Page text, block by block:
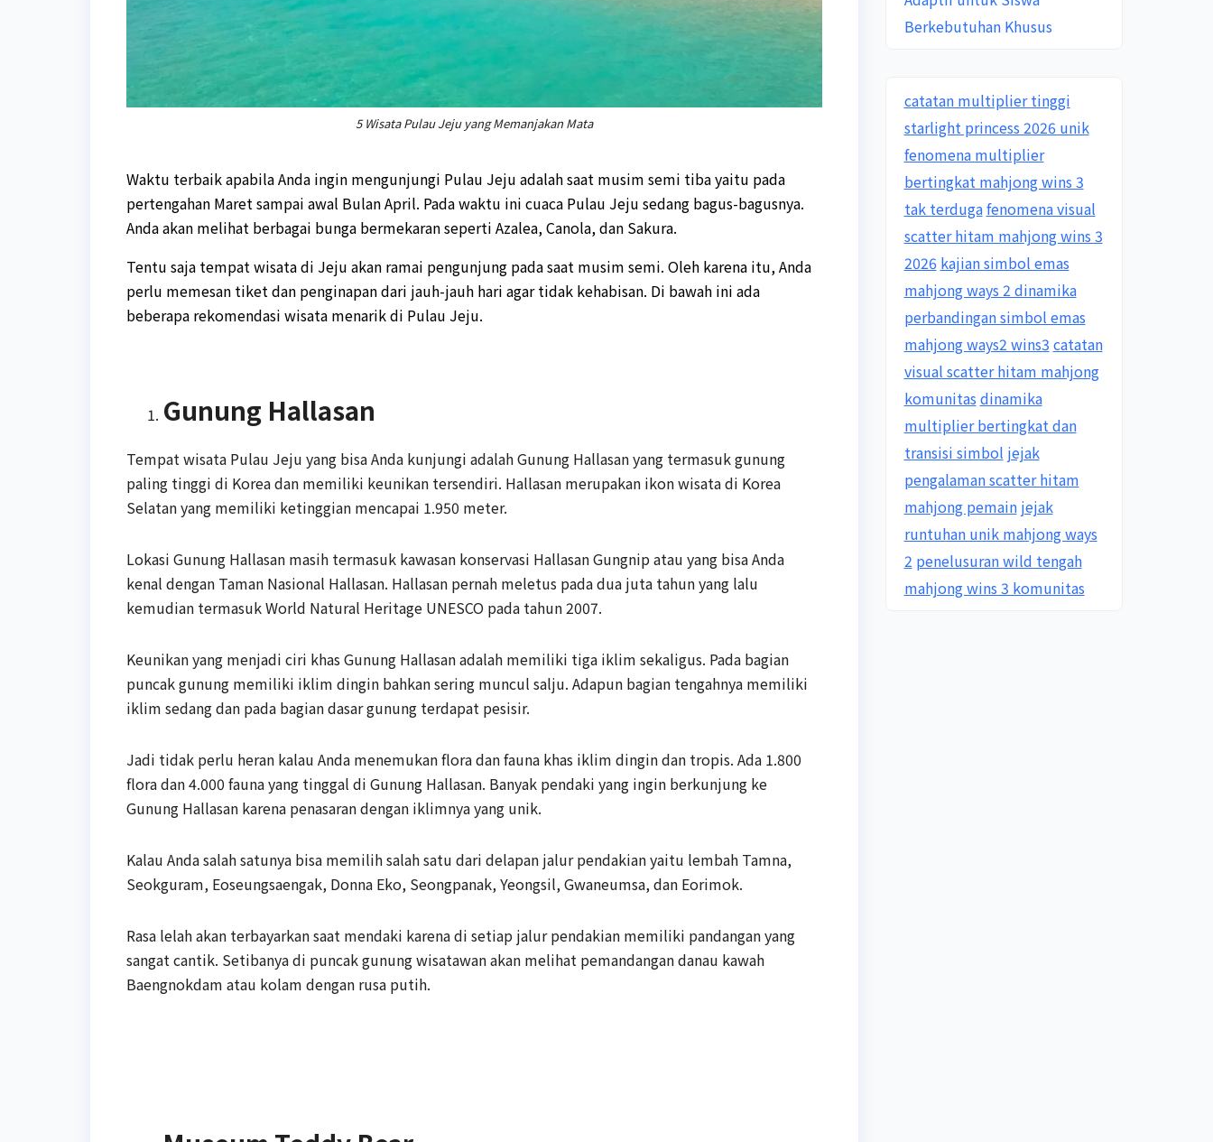
5 Wisata Pulau Jeju yang Memanjakan Mata
Waktu terbaik apabila Anda ingin mengunjungi Pulau Jeju adalah saat musim semi tiba yaitu pada
pertengahan Maret sampai awal Bulan April. Pada waktu ini cuaca Pulau Jeju sedang bagus-bagusnya.
Anda akan melihat berbagai bunga bermekaran seperti Azalea, Canola, dan Sakura.
Tentu saja tempat wisata di Jeju akan ramai pengunjung pada saat musim semi. Oleh karena itu, Anda
perlu memesan tiket dan penginapan dari jauh-jauh hari agar tidak kehabisan. Di bawah ini ada
beberapa rekomendasi wisata menarik di Pulau Jeju.
Gunung Hallasan
Tempat wisata Pulau Jeju yang bisa Anda kunjungi adalah Gunung Hallasan yang termasuk gunung
paling tinggi di Korea dan memiliki keunikan tersendiri. Hallasan merupakan ikon wisata di Korea
Selatan yang memiliki ketinggian mencapai 1.950 meter.
Lokasi Gunung Hallasan masih termasuk kawasan konservasi Hallasan Gungnip atau yang bisa Anda
kenal dengan Taman Nasional Hallasan. Hallasan pernah meletus pada dua juta tahun yang lalu
kemudian termasuk World Natural Heritage UNESCO pada tahun 2007.
Keunikan yang menjadi ciri khas Gunung Hallasan adalah memiliki tiga iklim sekaligus. Pada bagian
puncak gunung memiliki iklim dingin bahkan sering muncul salju. Adapun bagian tengahnya memiliki
iklim sedang dan pada bagian dasar gunung terdapat pesisir.
Jadi tidak perlu heran kalau Anda menemukan flora dan fauna khas iklim dingin dan tropis. Ada 1.800
flora dan 4.000 fauna yang tinggal di Gunung Hallasan. Banyak pendaki yang ingin berkunjung ke
Gunung Hallasan karena penasaran dengan iklimnya yang unik.
Kalau Anda salah satunya bisa memilih salah satu dari delapan jalur pendakian yaitu lembah Tamna,
Seokguram, Eoseungsaengak, Donna Eko, Seongpanak, Yeongsil, Gwaneumsa, dan Eorimok.
Rasa lelah akan terbayarkan saat mendaki karena di setiap jalur pendakian memiliki pandangan yang
sangat cantik. Setibanya di puncak gunung wisatawan akan melihat pemandangan danau kawah
Baengnokdam atau kolam dengan rusa putih.
Berkebutuhan Khusus
catatan multiplier tinggi
starlight princess 2026 unik
fenomena multiplier
bertingkat mahjong wins 3
tak terdugafenomena visual
scatter hitam mahjong wins 3
2026 kajian simbol emas
mahjong ways 2 dinamika
perbandingan simbol emas
mahjong ways2 wins3 catatan
visual scatter hitam mahjong
komunitas dinamika
multiplier bertingkat dan
transisi simbol jejak
pengalaman scatter hitam
mahjong pemain jejak
runtuhan unik mahjong ways
2 penelusuran wild tengah
mahjong wins 3 komunitas